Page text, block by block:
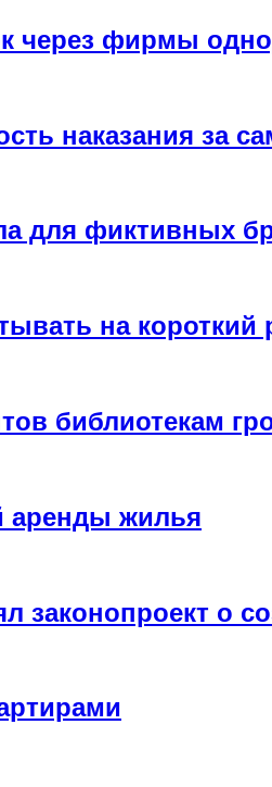
через фирмы
наказания за
для фиктивных
на короткий
библиотекам
аренды жилья
законопроект о